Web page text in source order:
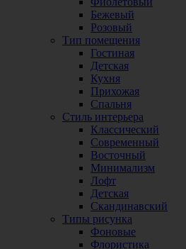
Бежевый
Розовый
Тип помещения
Гостиная
Детская
Кухня
Прихожая
Спальня
Стиль интерьера
Классический
Современный
Восточный
Минимализм
Лофт
Детская
Скандинавский
Типы рисунка
Фоновые
Флористика